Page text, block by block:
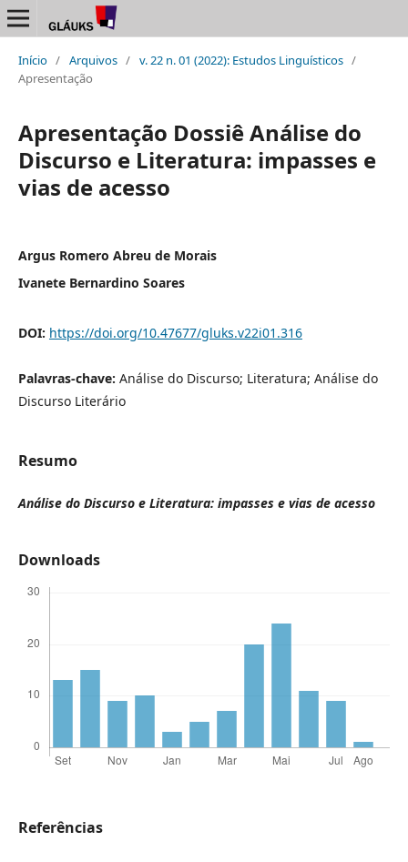
Início / Arquivos / v. 22 n. 01 (2022): Estudos Linguísticos /
Apresentação
Apresentação Dossiê Análise do
Discurso e Literatura: impasses e
vias de acesso
Argus Romero Abreu de Morais
Ivanete Bernardino Soares
DOI: https://doi.org/10.47677/gluks.v22i01.316
Palavras-chave: Análise do Discurso; Literatura; Análise do
Discurso Literário
Resumo
Análise do Discurso e Literatura: impasses e vias de acesso
Downloads
Referências